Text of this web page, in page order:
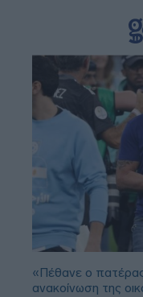
«Πέθανε ο
ανακοίνωση της